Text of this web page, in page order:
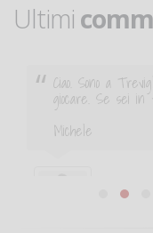
Ultimi
Ciao. Sono a
giocare. Se sei in
Michele
Michele